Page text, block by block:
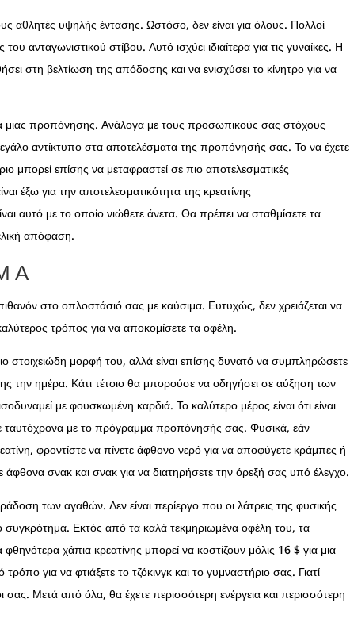
αθλητές υψηλής έντασης. Ωστόσο, δεν είναι για όλους. Πολλοί
ανταγωνιστικού στίβου. Αυτό ισχύει ιδιαίτερα για τις γυναίκες. Η
στη βελτίωση της απόδοσης και να ενισχύσει το κίνητρο για να
μιας προπόνησης. Ανάλογα με τους προσωπικούς σας στόχους
αντίκτυπο στα αποτελέσματα της προπόνησής σας. Το να έχετε
μπορεί επίσης να μεταφραστεί σε πιο αποτελεσματικές
έξω για την αποτελεσματικότητα της κρεατίνης
αυτό με το οποίο νιώθετε άνετα. Θα πρέπει να σταθμίσετε τα
απόφαση.
στο οπλοστάσιό σας με καύσιμα. Ευτυχώς, δεν χρειάζεται να
τρόπος για να αποκομίσετε τα οφέλη.
στοιχειώδη μορφή του, αλλά είναι επίσης δυνατό να συμπληρώσετε
την ημέρα. Κάτι τέτοιο θα μπορούσε να οδηγήσει σε αύξηση των
με φουσκωμένη καρδιά. Το καλύτερο μέρος είναι ότι είναι
ταυτόχρονα με το πρόγραμμα προπόνησής σας. Φυσικά, εάν
φροντίστε να πίνετε άφθονο νερό για να αποφύγετε κράμπες ή
σνακ και σνακ για να διατηρήσετε την όρεξή σας υπό έλεγχο.
των αγαθών. Δεν είναι περίεργο που οι λάτρεις της φυσικής
συγκρότημα. Εκτός από τα καλά τεκμηριωμένα οφέλη του, τα
χάπια κρεατίνης μπορεί να κοστίζουν μόλις 16 $ για μια
για να φτιάξετε το τζόκινγκ και το γυμναστήριο σας. Γιατί
σας. Μετά από όλα, θα έχετε περισσότερη ενέργεια και περισσότερη